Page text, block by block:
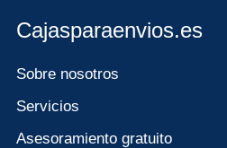
Cajasparaenvios.es
Sobre nosotros
Servicios
Asesoramiento gratuito